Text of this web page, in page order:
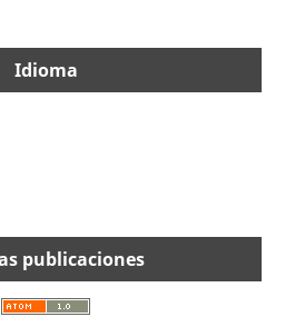
Idioma
publicaciones